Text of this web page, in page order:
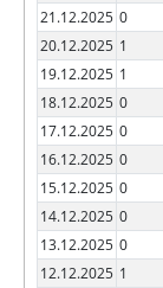
21.12.2025 0
20.12.2025 1
19.12.2025 1
18.12.2025 0
17.12.2025 0
16.12.2025 0
15.12.2025 0
14.12.2025 0
13.12.2025 0
12.12.2025 1